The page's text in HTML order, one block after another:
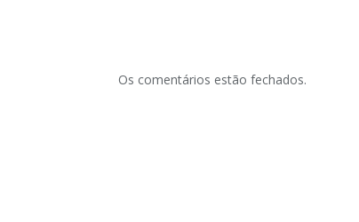
Os comentários estão fechados.